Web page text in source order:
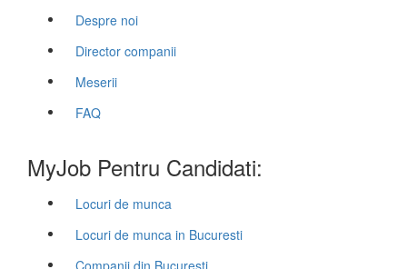
Despre noi
Director companii
Meserii
FAQ
MyJob Pentru Candidati:
Locuri de munca
Locuri de munca in Bucuresti
Companii din Bucuresti